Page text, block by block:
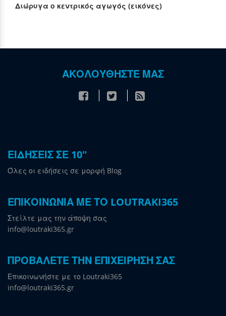
Διώρυγα ο κεντρικός αγωγός (εικόνες)
ΑΚΟΛΟΥΘΗΣΤΕ ΜΑΣ
ΕΙΔΗΣΕΙΣ ΣΕ 10"
Όλες οι ειδήσεις σε μορφή Blog
ΕΠΙΚΟΙΝΩΝΙΑ ΜΕ ΤΟ LOUTRAKI365
Στείλτε μας την άποψη σας
info@loutraki365.gr
ΠΡΟΒΑΛΕΤΕ ΤΗΝ ΕΠΙΧΕΙΡΗΣΗ ΣΑΣ
Επικοινωνήστε με το Loutraki365
info@loutraki365.gr